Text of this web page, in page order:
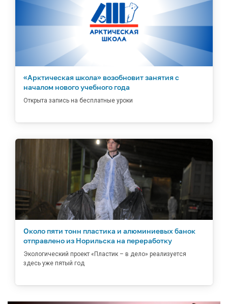
«Арктическая школа» возобновит занятия с
началом нового учебного года
Открыта запись на бесплатные уроки
Около пяти тонн пластика и алюминиевых банок
отправлено из Норильска на переработку
Экологический проект «Пластик – в дело» реализуется
здесь уже пятый год